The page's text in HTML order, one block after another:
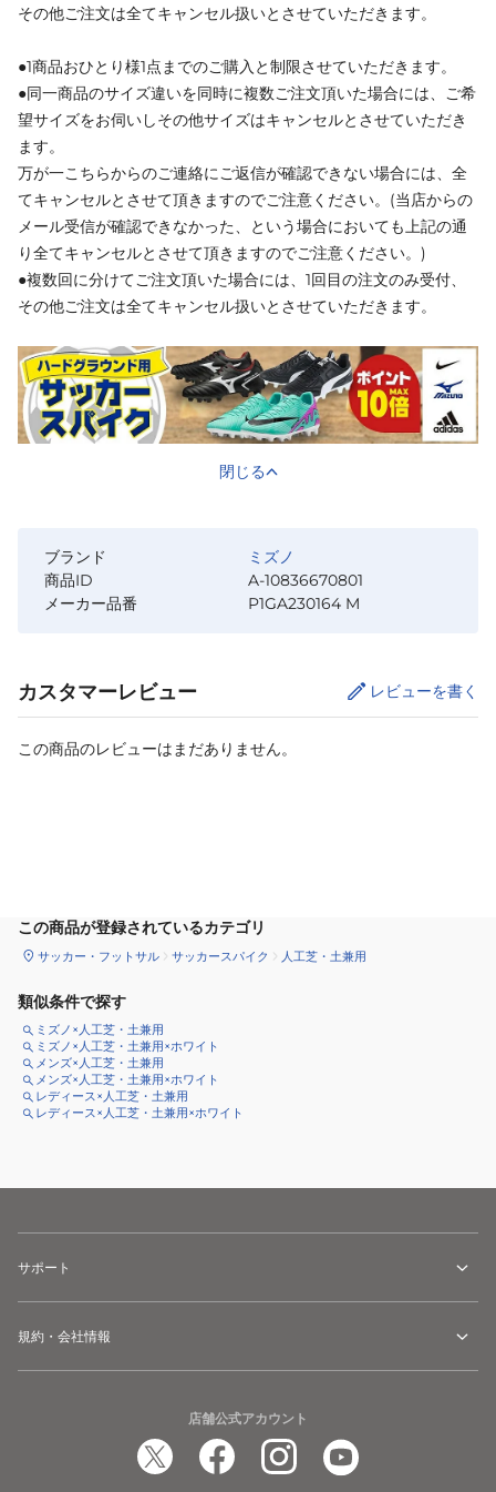
その他ご注文は全てキャンセル扱いとさせていただきます。
●1商品おひとり様1点までのご購入と制限させていただきます。
●同一商品のサイズ違いを同時に複数ご注文頂いた場合には、ご希
望サイズをお伺いしその他サイズはキャンセルとさせていただき
ます。
万が一こちらからのご連絡にご返信が確認できない場合には、全
てキャンセルとさせて頂きますのでご注意ください。(当店からの
メール受信が確認できなかった、という場合においても上記の通
り全てキャンセルとさせて頂きますのでご注意ください。)
●複数回に分けてご注文頂いた場合には、1回目の注文のみ受付、
その他ご注文は全てキャンセル扱いとさせていただきます。
閉じる
ブランド
ミズノ
商品ID
A-10836670801
メーカー品番
P1GA230164 M
カスタマーレビュー レビューを書く
この商品のレビューはまだありません。
この商品が登録されているカテゴリ
サッカー・フットサル サッカースパイク 人工芝・土兼用
類似条件で探す
ミズノ×人工芝・土兼用
ミズノ×人工芝・土兼用×ホワイト
メンズ×人工芝・土兼用
メンズ×人工芝・土兼用×ホワイト
レディース×人工芝・土兼用
レディース×人工芝・土兼用×ホワイト
サポート
規約・会社情報
店舗公式アカウント